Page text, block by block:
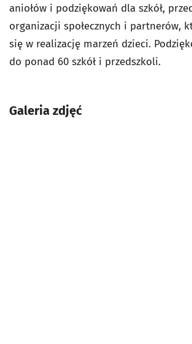
aniołów i podziękowań dla szkół,
organizacji społecznych i partnerów,
się w realizację marzeń dzieci.
do ponad 60 szkół i przedszkoli.
Galeria zdjęć